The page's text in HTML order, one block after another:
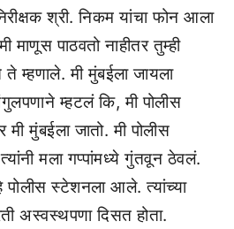
श्री. निकम यांचा फोन आला
माणूस पाठवतो नाहीतर तुम्ही
म्हणाले. मी मुंबईला जायला
म्हटलं कि, मी पोलीस
मुंबईला जातो. मी पोलीस
मला गप्पांमध्ये गुंतवून ठेवलं.
पोलीस स्टेशनला आले. त्यांच्या
अस्वस्थपणा दिसत होता.